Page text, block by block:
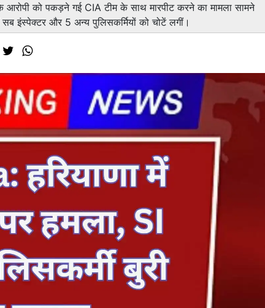
आरोपी को पकड़ने गई CIA टीम के साथ मारपीट करने का मामला सामने
इंस्पेक्टर और 5 अन्य पुलिसकर्मियों को चोटें लगीं।